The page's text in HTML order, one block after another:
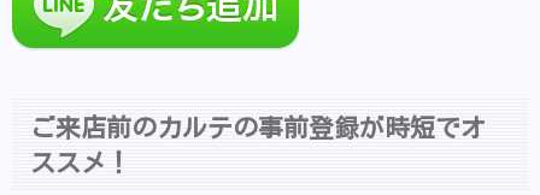
ご来店前のカルテの事前登録が時短でオ
ススメ！